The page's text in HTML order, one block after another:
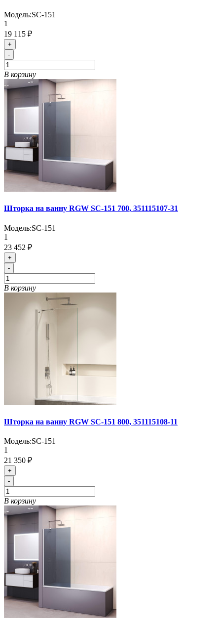
Модель:SC-151
1
19 115 ₽
+
-
В корзину
Шторка на ванну RGW SC-151 700, 351115107-31
Модель:SC-151
1
23 452 ₽
+
-
В корзину
Шторка на ванну RGW SC-151 800, 351115108-11
Модель:SC-151
1
21 350 ₽
+
-
В корзину